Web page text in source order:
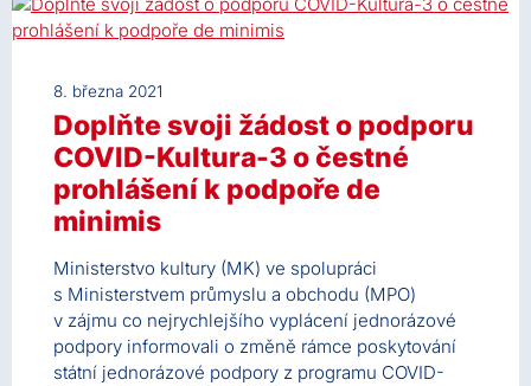
8. března 2021
Doplňte svoji žádost o podporu
COVID-Kultura-3 o čestné
prohlášení k podpoře de
minimis
Ministerstvo kultury (MK) ve spolupráci
s Ministerstvem průmyslu a obchodu (MPO)
v zájmu co nejrychlejšího vyplácení jednorázové
podpory informovali o změně rámce poskytování
státní jednorázové podpory z programu COVID-